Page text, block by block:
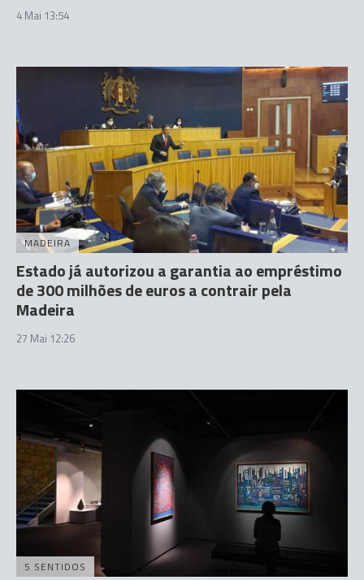
4 Mai 13:54
MADEIRA
Estado já autorizou a garantia ao empréstimo
de 300 milhões de euros a contrair pela
Madeira
27 Mai 12:26
5 SENTIDOS